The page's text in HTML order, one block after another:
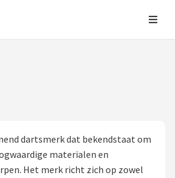
dartsmerk dat bekendstaat om
materialen en
Het merk richt zich op zowel